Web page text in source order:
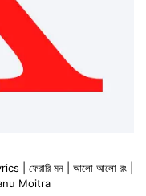
| ফেরারি মন | আলো আলো রং |
Moitra